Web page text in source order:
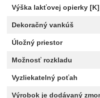
Výška lakťovej opierky [K]
Dekoračný vankúš
Úložný priestor
Možnosť rozkladu
Vyzliekatelný poťah
Výrobok je dodávaný